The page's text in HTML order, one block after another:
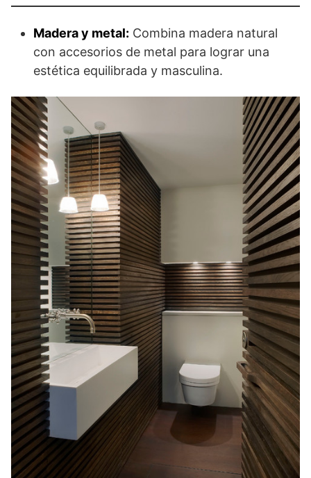
Madera y metal: Combina madera natural
con accesorios de metal para lograr una
estética equilibrada y masculina.